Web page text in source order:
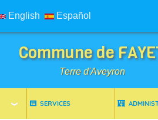
English Español
Commune de
Terre d'Aveyron
SERVICES